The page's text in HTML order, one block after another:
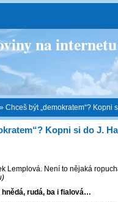
na internetu
» Chceš být „demokratem“? Kopni
Kopni si do J.
Lemplová. Není to nějaká
hnědá, rudá, ba i fialová…